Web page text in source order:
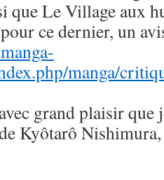
que Le Village aux
ce dernier, un
manga/
grand plaisir que
Kyôtarô